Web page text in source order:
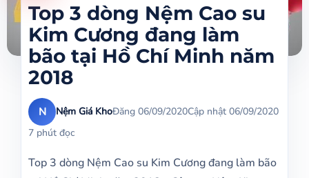
Top 3 dòng Nệm Cao su
Kim Cương đang làm
bão tại Hồ Chí Minh năm
2018
N Nệm Giá KhoĐăng 06/09/2020Cập nhật 06/09/2020
7 phút đọc
Top 3 dòng Nệm Cao su Kim Cương đang làm bão